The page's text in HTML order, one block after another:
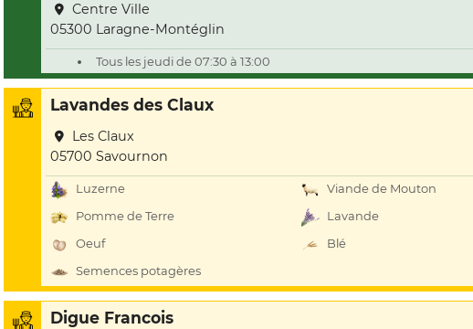
Centre Ville
05300 Laragne-Montéglin
Tous les jeudi de 07:30 à 13:00
Lavandes des Claux
Les Claux
05700 Savournon
Luzerne
Viande de Mouton
Pomme de Terre
Lavande
Oeuf
Blé
Semences potagères
Digue Francois